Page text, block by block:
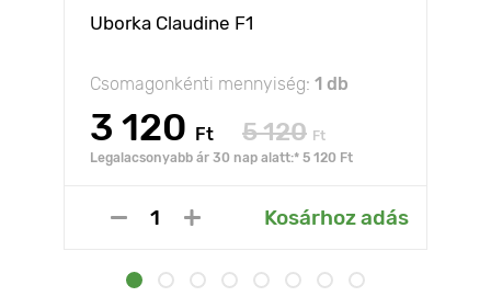
Uborka Claudine F1
Csomagonkénti mennyiség: 1 db
3 120 Ft 5 120 Ft
Legalacsonyabb ár 30 nap alatt:* 5 120 Ft
Kosárhoz adás